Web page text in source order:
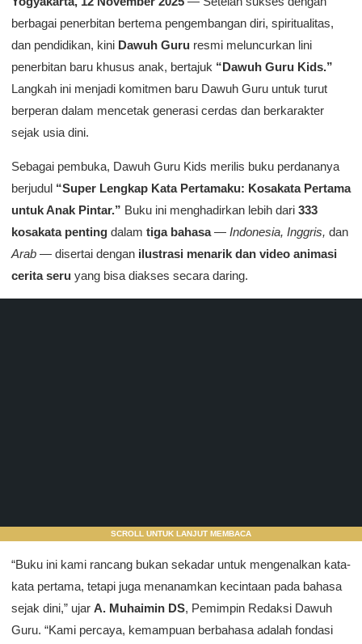
berbagai penerbitan bertema pengembangan diri, spiritualitas,
dan pendidikan, kini Dawuh Guru resmi meluncurkan lini
penerbitan baru khusus anak, bertajuk “Dawuh Guru Kids.”
Langkah ini menjadi komitmen baru Dawuh Guru untuk turut
berperan dalam mencetak generasi cerdas dan berkarakter
sejak usia dini.
Sebagai pembuka, Dawuh Guru Kids merilis buku perdananya
berjudul “Super Lengkap Kata Pertamaku: Kosakata Pertama
untuk Anak Pintar.” Buku ini menghadirkan lebih dari 333
kosakata penting dalam tiga bahasa— Indonesia, Inggris, dan
Arab — disertai dengan ilustrasi menarik dan video animasi
cerita seru yang bisa diakses secara daring.
SCROLL UNTUK LANJUT MEMBACA
“Buku ini kami rancang bukan sekadar untuk mengenalkan kata-
kata pertama, tetapi juga menanamkan kecintaan pada bahasa
sejak dini,” ujar A. Muhaimin DS, Pemimpin Redaksi Dawuh
Guru. “Kami percaya, kemampuan berbahasa adalah fondasi